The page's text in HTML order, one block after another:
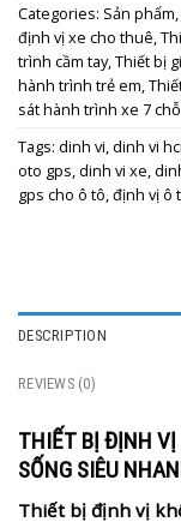
Categories: Sản phẩm,
định vị xe cho thuê,
trình cầm tay,Thiết bị
hành trình trẻ em,
sát hành trình xe 7 chỗ
Tags: dinh vi,dinh vi
oto gps,dinh vi xe,
gps cho ô tô,định vị ô
DESCRIPTION
REVIEWS (0)
THIẾT BỊ ĐỊNH VỊ
SỐNG SIÊU
Thiết bị định vị